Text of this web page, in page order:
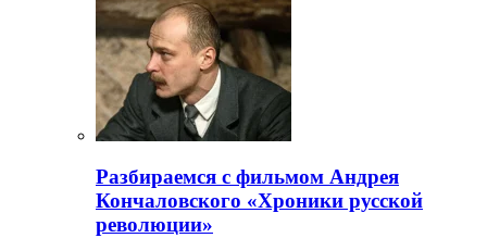
Разбираемся с фильмом Андрея
Кончаловского «Хроники русской
революции»